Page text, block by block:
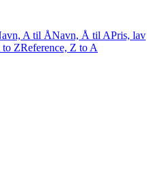
A til ÅNavn, Å til APris, lav
to ZReference, Z to A